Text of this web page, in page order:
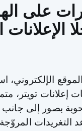
على
الإلكتروني،
إعلانات تويتر،
بصور إلى
التغريدات